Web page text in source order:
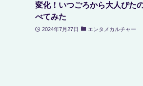
変化！いつごろから大人びた
べてみた
2024年7月27日 エンタメカルチャー